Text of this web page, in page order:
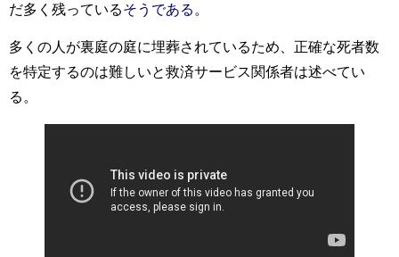
だ多く残っているそうである。
多くの人が裏庭の庭に埋葬されているため、正確な死者数
を特定するのは難しいと救済サービス関係者は述べてい
る。